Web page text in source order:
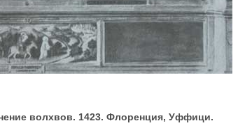
волхвов. 1423. Флоренция, Уффици.